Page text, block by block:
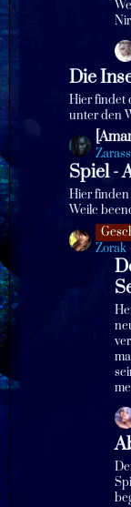
ä
e
i
r
ä
e
t
e
B
e
i
t
r
ä
g
e
L
e
t
z
t
e
B
e
i
t
r
ä
g
e
Die
Hier findet
unter den
L
e
t
z
t
e
B
Spiel -
Hier finden
Weile
L
e
Zorak
L
e
t
z
t
e